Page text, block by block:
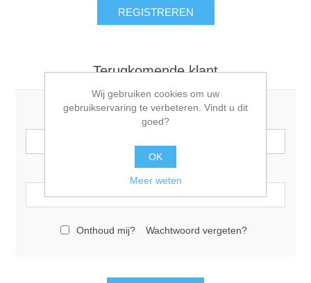
Terugkomende klant
Email:
Wachtwoord:
Onthoud mij? Wachtwoord vergeten?
Wij gebruiken cookies om uw
gebruikservaring te verbeteren. Vindt u dit
goed?
OK
Meer weten